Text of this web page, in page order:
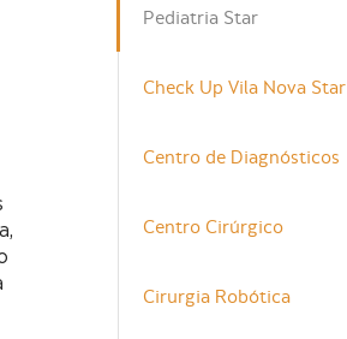
Pediatria Star
Check Up Vila Nova Star
Centro de Diagnósticos
Centro Cirúrgico
Cirurgia Robótica